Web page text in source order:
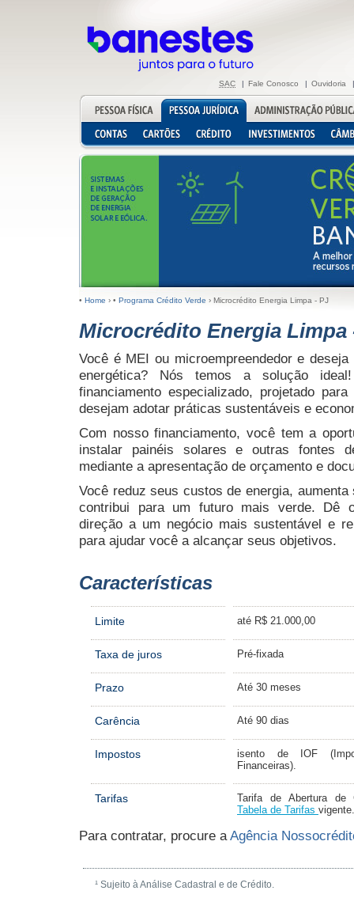
SAC | Fale Conosco | Ouvidoria |
• Home › • Programa Crédito Verde › Microcrédito Energia Limpa - PJ
Microcrédito Energia Limpa
Você é MEI ou microempreendedor e
energética? Nós temos a solução
financiamento especializado, projetado para
desejam adotar práticas sustentáveis e
Com nosso financiamento, você tem a
instalar painéis solares e outras fontes
mediante a apresentação de orçamento e
Você reduz seus custos de energia,
contribui para um futuro mais verde. Dê
direção a um negócio mais sustentável e
para ajudar você a alcançar seus objetivos.
Características
Limite até R$ 21.000,00
Taxa de juros Pré-fixada
Prazo Até 30 meses
Carência Até 90 dias
Impostos
isento de IOF
Financeiras).
Tarifas
Tarifa de Abertura de
Tabela de Tarifas vigente.
Para contratar, procure aAgência
¹ Sujeito à Análise Cadastral e de Crédito.